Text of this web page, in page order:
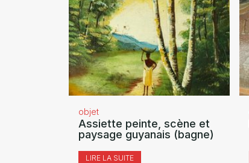
objet
Assiette peinte, scène et
paysage guyanais (bagne)
LIRE LA SUITE